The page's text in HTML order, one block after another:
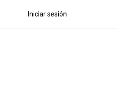
Iniciar sesión